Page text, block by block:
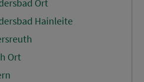
Ort
Hainleite
Ort